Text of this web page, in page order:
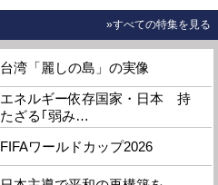
»すべての特集を見る
台湾「麗しの島」の実像
エネルギー依存国家・日本 持
たざる｢弱み…
FIFAワールドカップ2026